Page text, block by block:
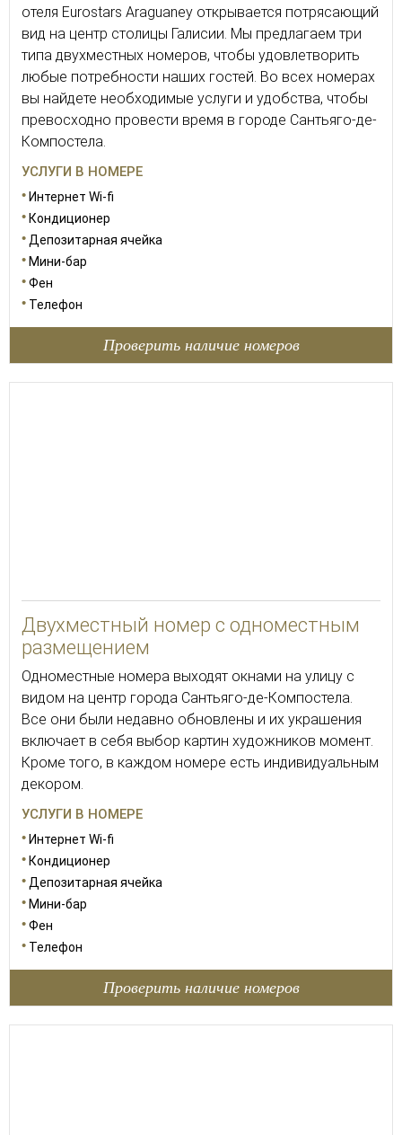
отеля Eurostars Araguaney открывается потрясающий
вид на центр столицы Галисии. Мы предлагаем три
типа двухместных номеров, чтобы удовлетворить
любые потребности наших гостей. Во всех номерах
вы найдете необходимые услуги и удобства, чтобы
превосходно провести время в городе Сантьяго-де-
Компостела.
УСЛУГИ В НОМЕРЕ
Интернет Wi-fi
Кондиционер
Депозитарная ячейка
Мини-бар
Фен
Телефон
Проверить наличие номеров
Двухместный номер с одноместным
размещением
Одноместные номера выходят окнами на улицу с
видом на центр города Сантьяго-де-Компостела.
Все они были недавно обновлены и их украшения
включает в себя выбор картин художников момент.
Кроме того, в каждом номере есть индивидуальным
декором.
УСЛУГИ В НОМЕРЕ
Интернет Wi-fi
Кондиционер
Депозитарная ячейка
Мини-бар
Фен
Телефон
Проверить наличие номеров